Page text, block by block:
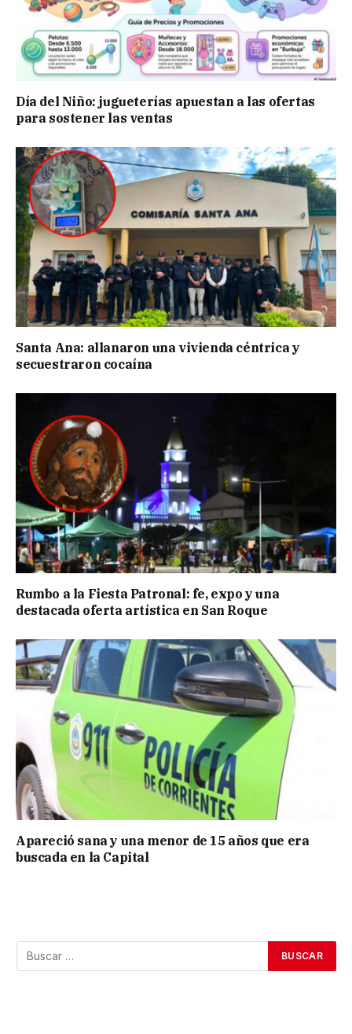
Día del Niño: jugueterías apuestan a las ofertas
para sostener las ventas
Santa Ana: allanaron una vivienda céntrica y
secuestraron cocaína
Rumbo a la Fiesta Patronal: fe, expo y una
destacada oferta artística en San Roque
Apareció sana y una menor de 15 años que era
buscada en la Capital